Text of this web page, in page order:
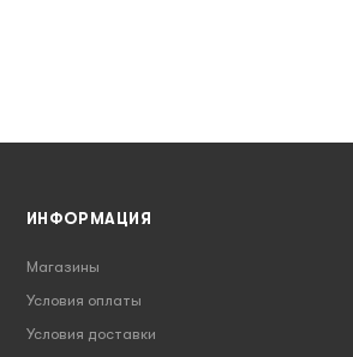
ИНФОРМАЦИЯ
Магазины
Условия оплаты
Условия доставки